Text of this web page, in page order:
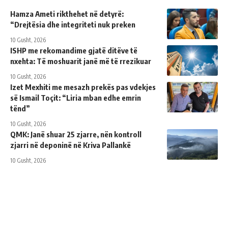
Hamza Ameti rikthehet në detyrë:
“Drejtësia dhe integriteti nuk preken
10 Gusht, 2026
ISHP me rekomandime gjatë ditëve të
nxehta: Të moshuarit janë më të rrezikuar
10 Gusht, 2026
Izet Mexhiti me mesazh prekës pas vdekjes
së Ismail Toçit: “Liria mban edhe emrin
tënd”
10 Gusht, 2026
QMK: Janë shuar 25 zjarre, nën kontroll
zjarri në deponinë në Kriva Pallankë
10 Gusht, 2026